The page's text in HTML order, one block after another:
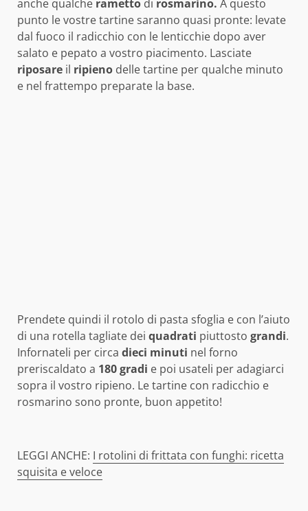
anche qualche rametto di rosmarino. A questo
punto le vostre tartine saranno quasi pronte: levate
dal fuoco il radicchio con le lenticchie dopo aver
salato e pepato a vostro piacimento. Lasciate
riposare il ripieno delle tartine per qualche minuto
e nel frattempo preparate la base.
Prendete quindi il rotolo di pasta sfoglia e con l’aiuto
di una rotella tagliate dei quadrati piuttosto grandi.
Infornateli per circa dieci minuti nel forno
preriscaldato a 180 gradi e poi usateli per adagiarci
sopra il vostro ripieno. Le tartine con radicchio e
rosmarino sono pronte, buon appetito!
LEGGI ANCHE: I rotolini di frittata con funghi: ricetta
squisita e veloce